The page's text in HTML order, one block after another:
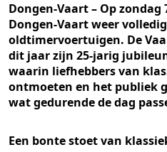
Dongen-Vaart – Op
Dongen-Vaart weer
oldtimervoertuigen. De
dit jaar zijn 25-jarig
waarin liefhebbers van
ontmoeten en het publiek
wat gedurende de dag
Een bonte stoet van